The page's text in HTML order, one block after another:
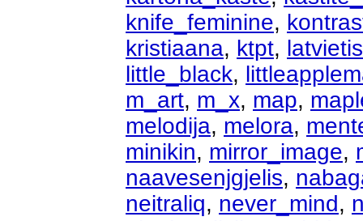
knife_feminine,
kristiaana, ktpt, latvietis
little_black,
m_art, m_x, map,
melodija, melora,
minikin, mirror_image,
naavesenjgjelis,
neitraliq, never_mind,